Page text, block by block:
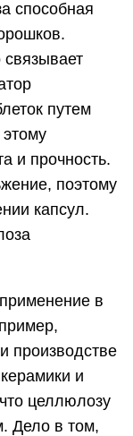
способная
путем
и прочность.
поэтому
капсул.
в
производстве
и
целлюлозу
Дело в том,